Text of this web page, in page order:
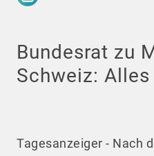
Bundesrat zu
Schweiz:
Tagesanzeiger - Nach